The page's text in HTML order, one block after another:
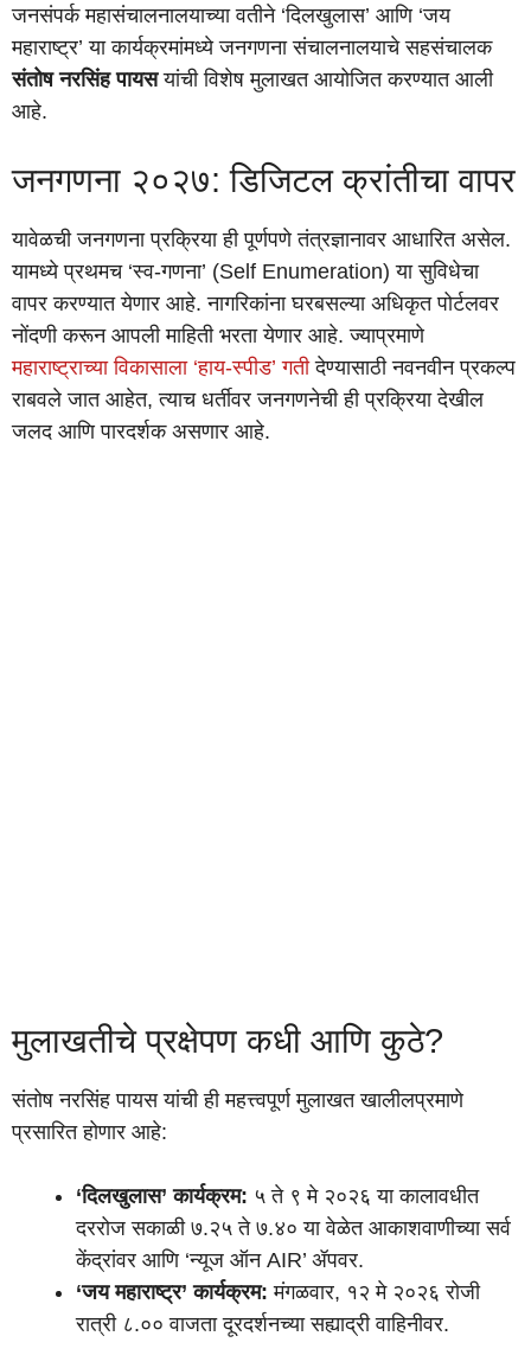
जनसंपर्क महासंचालनालयाच्या वतीने ‘दिलखुलास’ आणि ‘जय
महाराष्ट्र’ या कार्यक्रमांमध्ये जनगणना संचालनालयाचे सहसंचालक
संतोष नरसिंह पायसयांची विशेष मुलाखत आयोजित करण्यात आली
आहे.
जनगणना २०२७: डिजिटल क्रांतीचा वापर
यावेळची जनगणना प्रक्रिया ही पूर्णपणे तंत्रज्ञानावर आधारित असेल.
यामध्ये प्रथमच ‘स्व-गणना’ (Self Enumeration) या सुविधेचा
वापर करण्यात येणार आहे. नागरिकांना घरबसल्या अधिकृत पोर्टलवर
नोंदणी करून आपली माहिती भरता येणार आहे. ज्याप्रमाणे
महाराष्ट्राच्या विकासाला ‘हाय-स्पीड’ गतीदेण्यासाठी नवनवीन प्रकल्प
राबवले जात आहेत, त्याच धर्तीवर जनगणनेची ही प्रक्रिया देखील
जलद आणि पारदर्शक असणार आहे.
मुलाखतीचे प्रक्षेपण कधी आणि कुठे?
संतोष नरसिंह पायस यांची ही महत्त्वपूर्ण मुलाखत खालीलप्रमाणे
प्रसारित होणार आहे:
‘दिलखुलास’ कार्यक्रम: ५ ते ९ मे २०२६ या कालावधीत
दररोज सकाळी ७.२५ ते ७.४० या वेळेत आकाशवाणीच्या सर्व
केंद्रांवर आणि ‘न्यूज ऑन AIR’ ॲपवर.
‘जय महाराष्ट्र’ कार्यक्रम: मंगळवार, १२ मे २०२६ रोजी
रात्री ८.०० वाजता दूरदर्शनच्या सह्याद्री वाहिनीवर.